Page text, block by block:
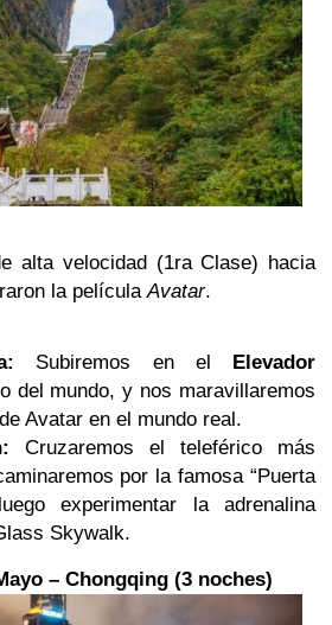
alta velocidad (1ra Clase) hacia
la películaAvatar.
Subiremos en el
Elevador
del mundo, y nos maravillaremos
Avatar en el mundo real.
Cruzaremos el teleférico más
por la famosa “Puerta
experimentar la adrenalina
Skywalk.
– Chongqing (3 noches)